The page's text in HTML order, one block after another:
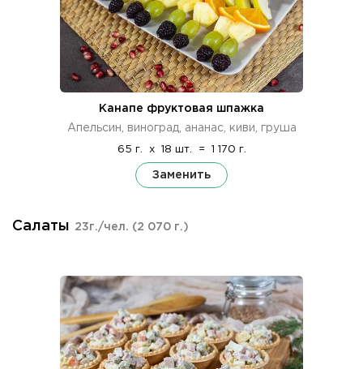
Канапе фруктовая шпажка
Апельсин, виноград, ананас, киви, груша
65 г. x 18 шт. = 1 170 г.
Заменить
Салаты 23г./чел. (2 070 г.)